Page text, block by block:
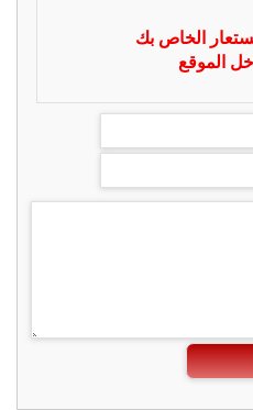
الخاص بك
الموقع